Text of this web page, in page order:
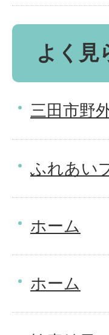
よく見
三田市野
ふれあい
ホーム
ホーム